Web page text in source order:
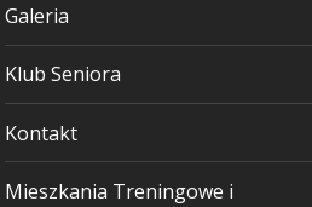
Galeria
Klub Seniora
Kontakt
Mieszkania Treningowe i